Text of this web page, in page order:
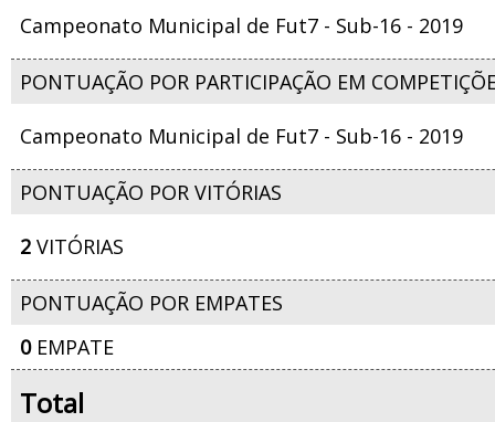
Campeonato Municipal de Fut7 - Sub-16 - 2019
PONTUAÇÃO POR PARTICIPAÇÃO EM
Campeonato Municipal de Fut7 - Sub-16 - 2019
PONTUAÇÃO POR VITÓRIAS
2 VITÓRIAS
PONTUAÇÃO POR EMPATES
0EMPATE
Total